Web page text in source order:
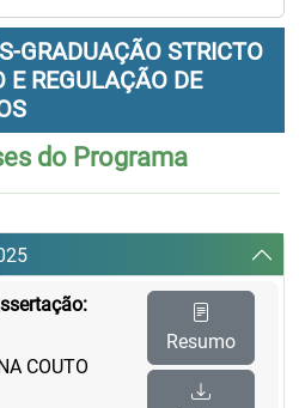
GRADUAÇÃO STRICTO
E REGULAÇÃO DE
do Programa
COUTO
Resumo